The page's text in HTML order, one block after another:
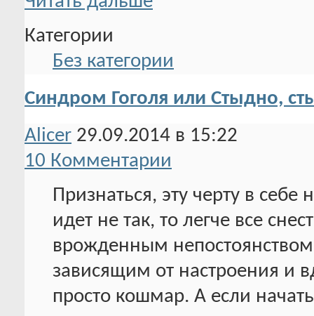
Категории
Без категории
Синдром Гоголя или Стыдно,
Alicer 29.09.2014 в 15:22
10 Комментарии
Признаться, эту черту в себе
идет не так, то легче все
врожденным
зависящим от настроения и
просто кошмар. А если начать